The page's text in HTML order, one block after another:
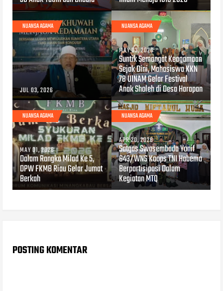
NUANSA AGAMA
JUL 03, 2026
NUANSA AGAMA
MAY 03, 2026
Suntik Semangat Keagamaan
Sejak Dini, Mahasiswa KKN
78 UINAM Gelar Festival
Anak Sholeh di Desa Harapan
NUANSA AGAMA
MAY 01, 2026
Dalam Rangka Milad Ke 5,
DPW FKMB Riau Gelar Jumat
Berkah
NUANSA AGAMA
APR 20, 2026
Satgas Swasembada Yonif
643/WNS Koops TNI Habema
Berpartisipasi Dalam
Kegiatan MTQ
POSTING KOMENTAR